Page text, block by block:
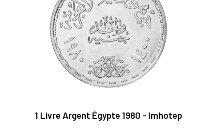
1 Livre Argent Égypte 1980 - Imhotep